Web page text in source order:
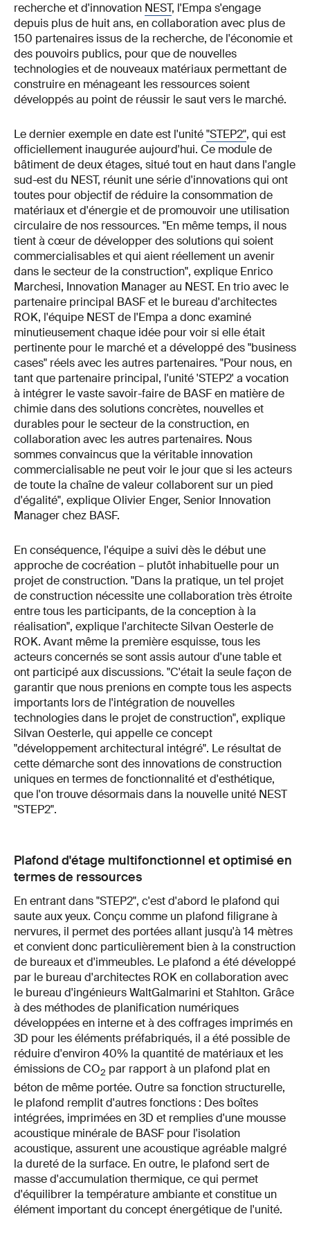
recherche et d'innovation NEST, l'Empa s'engage
depuis plus de huit ans, en collaboration avec plus de
150 partenaires issus de la recherche, de l'économie et
des pouvoirs publics, pour que de nouvelles
technologies et de nouveaux matériaux permettant de
construire en ménageant les ressources soient
développés au point de réussir le saut vers le marché.
Le dernier exemple en date est l'unité"STEP2", qui est
officiellement inaugurée aujourd'hui. Ce module de
bâtiment de deux étages, situé tout en haut dans l'angle
sud-est du NEST, réunit une série d'innovations qui ont
toutes pour objectif de réduire la consommation de
matériaux et d'énergie et de promouvoir une utilisation
circulaire de nos ressources. "En même temps, il nous
tient à cœur de développer des solutions qui soient
commercialisables et qui aient réellement un avenir
dans le secteur de la construction", explique Enrico
Marchesi, Innovation Manager au NEST. En trio avec le
partenaire principal BASF et le bureau d'architectes
ROK, l'équipe NEST de l'Empa a donc examiné
minutieusement chaque idée pour voir si elle était
pertinente pour le marché et a développé des "business
cases" réels avec les autres partenaires. "Pour nous, en
tant que partenaire principal, l'unité 'STEP2' a vocation
à intégrer le vaste savoir-faire de BASF en matière de
chimie dans des solutions concrètes, nouvelles et
durables pour le secteur de la construction, en
collaboration avec les autres partenaires. Nous
sommes convaincus que la véritable innovation
commercialisable ne peut voir le jour que si les acteurs
de toute la chaîne de valeur collaborent sur un pied
d'égalité", explique Olivier Enger, Senior Innovation
Manager chez BASF.
En conséquence, l'équipe a suivi dès le début une
approche de cocréation – plutôt inhabituelle pour un
projet de construction. "Dans la pratique, un tel projet
de construction nécessite une collaboration très étroite
entre tous les participants, de la conception à la
réalisation", explique l'architecte Silvan Oesterle de
ROK. Avant même la première esquisse, tous les
acteurs concernés se sont assis autour d'une table et
ont participé aux discussions. "C'était la seule façon de
garantir que nous prenions en compte tous les aspects
importants lors de l'intégration de nouvelles
technologies dans le projet de construction", explique
Silvan Oesterle, qui appelle ce concept
"développement architectural intégré". Le résultat de
cette démarche sont des innovations de construction
uniques en termes de fonctionnalité et d'esthétique,
que l'on trouve désormais dans la nouvelle unité NEST
"STEP2".
Plafond d'étage multifonctionnel et optimisé en
termes de ressources
En entrant dans "STEP2", c'est d'abord le plafond qui
saute aux yeux. Conçu comme un plafond filigrane à
nervures, il permet des portées allant jusqu'à 14 mètres
et convient donc particulièrement bien à la construction
de bureaux et d'immeubles. Le plafond a été développé
par le bureau d'architectes ROK en collaboration avec
le bureau d'ingénieurs WaltGalmarini et Stahlton. Grâce
à des méthodes de planification numériques
développées en interne et à des coffrages imprimés en
3D pour les éléments préfabriqués, il a été possible de
réduire d'environ 40% la quantité de matériaux et les
émissions de CO2 par rapport à un plafond plat en
béton de même portée. Outre sa fonction structurelle,
le plafond remplit d'autres fonctions : Des boîtes
intégrées, imprimées en 3D et remplies d'une mousse
acoustique minérale de BASF pour l'isolation
acoustique, assurent une acoustique agréable malgré
la dureté de la surface. En outre, le plafond sert de
masse d'accumulation thermique, ce qui permet
d'équilibrer la température ambiante et constitue un
élément important du concept énergétique de l'unité.